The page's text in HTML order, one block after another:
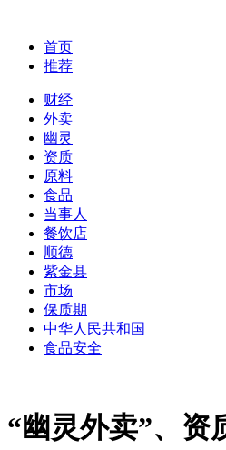
首页
推荐
财经
外卖
幽灵
资质
原料
食品
当事人
餐饮店
顺德
紫金县
市场
保质期
中华人民共和国
食品安全
“幽灵外卖”、资